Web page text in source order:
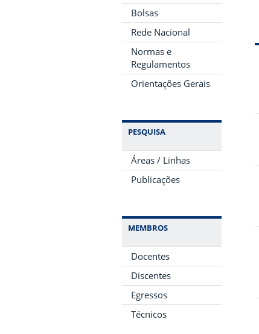
Bolsas
Rede Nacional
Normas e
Regulamentos
Orientações Gerais
PESQUISA
Áreas / Linhas
Publicações
MEMBROS
Docentes
Discentes
Egressos
Técnicos